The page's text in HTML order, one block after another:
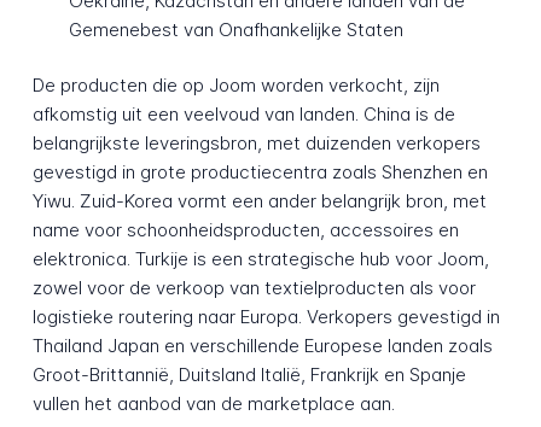
Gemenebest van Onafhankelijke Staten
De producten die op Joom worden verkocht, zijn
afkomstig uit een veelvoud van landen. China is de
belangrijkste leveringsbron, met duizenden verkopers
gevestigd in grote productiecentra zoals Shenzhen en
Yiwu. Zuid-Korea vormt een ander belangrijk bron, met
name voor schoonheidsproducten, accessoires en
elektronica. Turkije is een strategische hub voor Joom,
zowel voor de verkoop van textielproducten als voor
logistieke routering naar Europa. Verkopers gevestigd in
Thailand Japan en verschillende Europese landen zoals
Groot-Brittannië, Duitsland Italië, Frankrijk en Spanje
vullen het aanbod van de marketplace aan.